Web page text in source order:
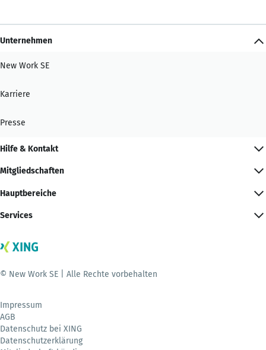
Unternehmen
New Work SE
Karriere
Presse
Hilfe & Kontakt
Mitgliedschaften
Hauptbereiche
Services
© New Work SE | Alle Rechte vorbehalten
Impressum
AGB
Datenschutz bei XING
Datenschutzerklärung